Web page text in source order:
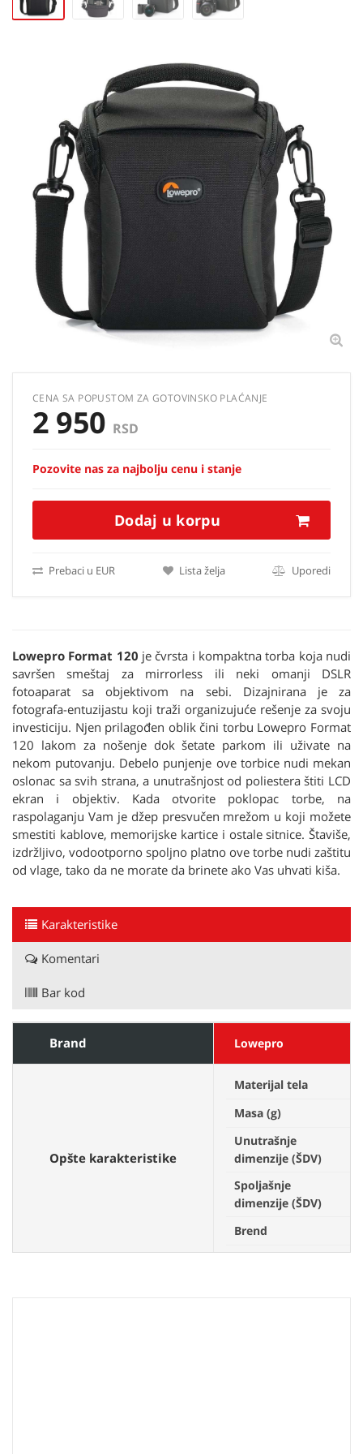
CENA SA POPUSTOM ZA GOTOVINSKO PLAĆANJE
2 950 RSD
Pozovite nas za najbolju cenu i stanje
Dodaj u korpu
Prebaci u EUR Lista želja Uporedi
Lowepro Format 120 je čvrsta i kompaktna torba koja nudi
savršen smeštaj za mirrorless ili neki omanji DSLR
fotoaparat sa objektivom na sebi. Dizajnirana je za
fotografa-entuzijastu koji traži organizujuće rešenje za svoju
investiciju. Njen prilagođen oblik čini torbu Lowepro Format
120 lakom za nošenje dok šetate parkom ili uživate na
nekom putovanju. Debelo punjenje ove torbice nudi mekan
oslonac sa svih strana, a unutrašnjost od poliestera štiti LCD
ekran i objektiv. Kada otvorite poklopac torbe, na
raspolaganju Vam je džep presvučen mrežom u koji možete
smestiti kablove, memorijske kartice i ostale sitnice. Štaviše,
izdržljivo, vodootporno spoljno platno ove torbe nudi zaštitu
od vlage, tako da ne morate da brinete ako Vas uhvati kiša.
Karakteristike
Komentari
Bar kod
Brand Lowepro
Opšte karakteristike
Materijal tela
Masa (g)
Unutrašnje
dimenzije (ŠDV)
Spoljašnje
dimenzije (ŠDV)
Brend